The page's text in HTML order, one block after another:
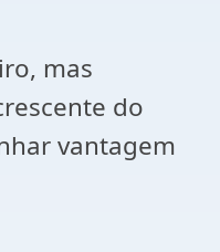
mas
do
vantagem